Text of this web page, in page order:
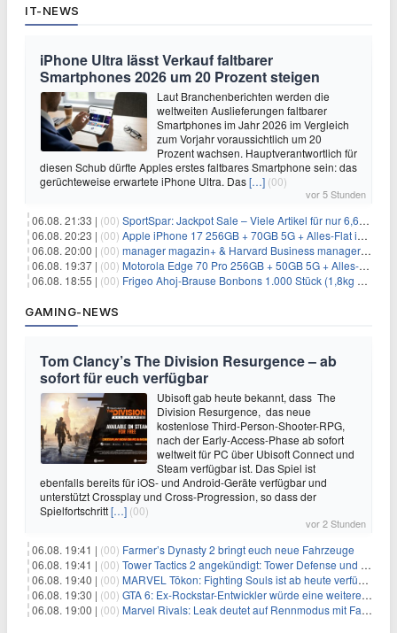
IT-NEWS
iPhone Ultra lässt Verkauf faltbarer
Smartphones 2026 um 20 Prozent steigen
Laut Branchenberichten werden die
weltweiten Auslieferungen faltbarer
Smartphones im Jahr 2026 im Vergleich
zum Vorjahr voraussichtlich um 20
Prozent wachsen. Hauptverantwortlich für
diesen Schub dürfte Apples erstes faltbares Smartphone sein: das
gerüchteweise erwartete iPhone Ultra. Das[…] (00)
vor 5 Stunden
06.08. 21:33 | (00) SportSpar: Jackpot Sale – Viele Artikel für nur 6,66€ – nur 48 Stunden
06.08. 20:23 | (00) Apple iPhone 17 256GB + 70GB 5G + Alles-Flat im Vodafone-Netz für 34,99€/Monat – eff. 4,65€/Monat
06.08. 20:00 | (00) manager magazin+ & Harvard Business manager+ Digital-Kombi-Abo 1 Monat kostenlos
06.08. 19:37 | (00) Motorola Edge 70 Pro 256GB + 50GB 5G + Alles-Flat im Vodafone-Netz für 19,99€/Monat – eff. 0,61€/Monat
06.08. 18:55 | (00) Frigeo Ahoj-Brause Bonbons 1.000 Stück (1,8kg Eimer) für 6,29€
GAMING-NEWS
Tom Clancy’s The Division Resurgence – ab
sofort für euch verfügbar
Ubisoft gab heute bekannt, dass The
Division Resurgence, das neue
kostenlose Third-Person-Shooter-RPG,
nach der Early-Access-Phase ab sofort
weltweit für PC über Ubisoft Connect und
Steam verfügbar ist. Das Spiel ist
ebenfalls bereits für iOS- und Android-Geräte verfügbar und
unterstützt Crossplay und Cross-Progression, so dass der
Spielfortschritt[…] (00)
vor 2 Stunden
06.08. 19:41 | (00) Farmer’s Dynasty 2 bringt euch neue Fahrzeuge
06.08. 19:41 | (00) Tower Tactics 2 angekündigt: Tower Defense und Deckbuilding Kombo kehrt zurück
06.08. 19:40 | (00) MARVEL Tōkon: Fighting Souls ist ab heute verfügbar
06.08. 19:30 | (00) GTA 6: Ex-Rockstar-Entwickler würde eine weitere Verschiebung nicht überraschen
06.08. 19:00 | (00) Marvel Rivals: Leak deutet auf Rennmodus mit Fahrzeugen hin